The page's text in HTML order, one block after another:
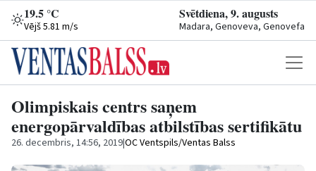
19.5 °C
Vējš 5.81 m/s
Svētdiena, 9. augusts
Madara, Genoveva, Genovefa
Olimpiskais centrs saņem
energopārvaldības atbilstības sertifikātu
26. decembris, 14:56, 2019|OC Ventspils/Ventas Balss